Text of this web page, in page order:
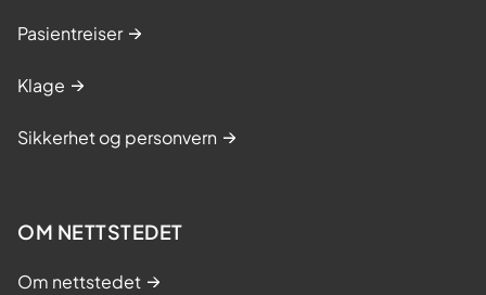
Pasientreiser
Klage
Sikkerhet og personvern
OM NETTSTEDET
Om nettstedet